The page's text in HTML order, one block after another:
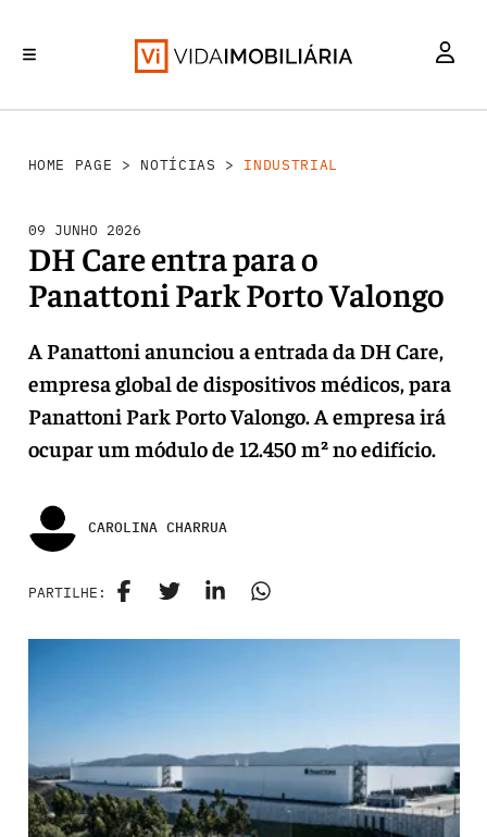
HOME PAGE > NOTÍCIAS > INDUSTRIAL
09 JUNHO 2026
DH Care entra para o
Panattoni Park Porto Valongo
A Panattoni anunciou a entrada da DH Care,
empresa global de dispositivos médicos, para
Panattoni Park Porto Valongo. A empresa irá
ocupar um módulo de 12.450 m² no edifício.
CAROLINA CHARRUA
PARTILHE: